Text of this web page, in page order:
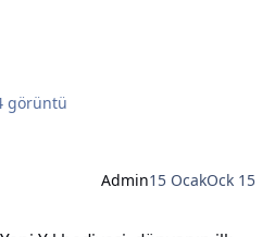
görüntü
Admin15 OcakOck 15